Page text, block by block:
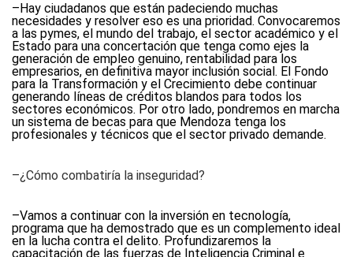
–Hay ciudadanos que están padeciendo muchas
necesidades y resolver eso es una prioridad. Convocaremos
a las pymes, el mundo del trabajo, el sector académico y el
Estado para una concertación que tenga como ejes la
generación de empleo genuino, rentabilidad para los
empresarios, en definitiva mayor inclusión social. El Fondo
para la Transformación y el Crecimiento debe continuar
generando líneas de créditos blandos para todos los
sectores económicos. Por otro lado, pondremos en marcha
un sistema de becas para que Mendoza tenga los
profesionales y técnicos que el sector privado demande.
–¿Cómo combatiría la inseguridad?
–Vamos a continuar con la inversión en tecnología,
programa que ha demostrado que es un complemento ideal
en la lucha contra el delito. Profundizaremos la
capacitación de las fuerzas de Inteligencia Criminal e